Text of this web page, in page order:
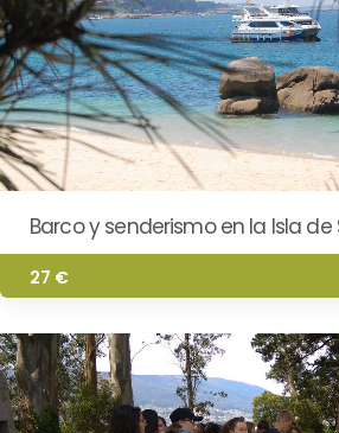
Barco y senderismo en la Isla de
27 €